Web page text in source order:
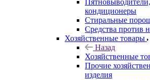
кондиционеры
Стиральные
Средства против
Хозяйственные товары
Назад
Хозяйственные
Прочие
изделия